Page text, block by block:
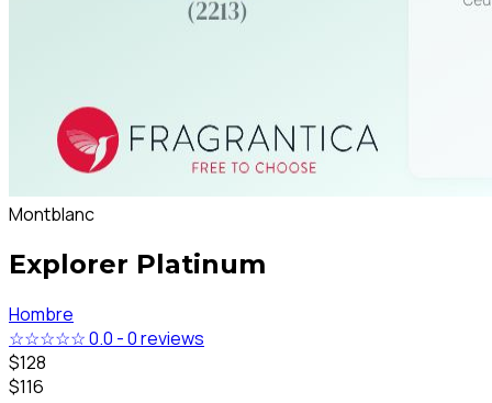
Montblanc
Explorer Platinum
Hombre
☆☆☆☆☆0.0 -0 reviews
$128
$116